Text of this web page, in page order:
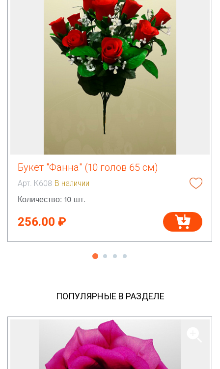
Букет "Фанна" (10 голов 65 см)
Арт. К608 В наличии
Количество: 10 шт.
256.00 ₽
ПОПУЛЯРНЫЕ В РАЗДЕЛЕ